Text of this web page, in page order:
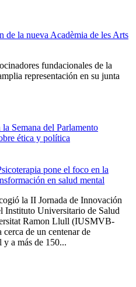
la nueva Acadèmia de les Arts
fundacionales de la
representación en su junta
Semana del Parlamento
ética y política
pone el foco en la
en salud mental
la II Jornada de Innovación
Instituto Universitario de Salud
Ramon Llull (IUSMVB-
de un centenar de
y a más de 150...